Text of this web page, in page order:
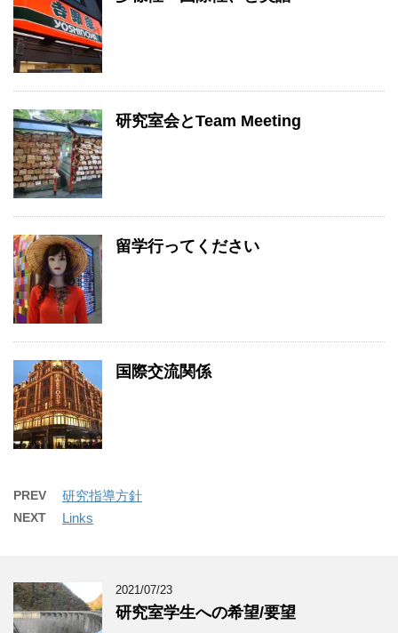
研究室会とTeam Meeting
留学行ってください
国際交流関係
PREV 研究指導方針
NEXT Links
2021/07/23
研究室学生への希望/要望